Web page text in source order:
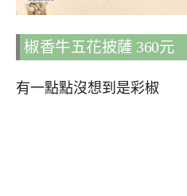
椒香牛五花披薩 360元
有一點點沒想到是彩椒